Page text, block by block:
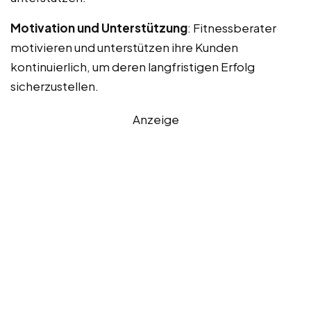
Motivation und Unterstützung: Fitnessberater
motivieren und unterstützen ihre Kunden
kontinuierlich, um deren langfristigen Erfolg
sicherzustellen.
Anzeige